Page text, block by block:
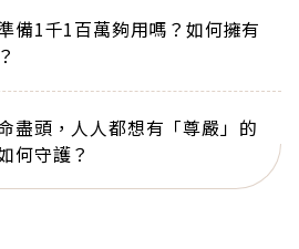
備1千1百萬夠用嗎？如何擁有
盡頭，人人都想有「尊嚴」的
何守護？